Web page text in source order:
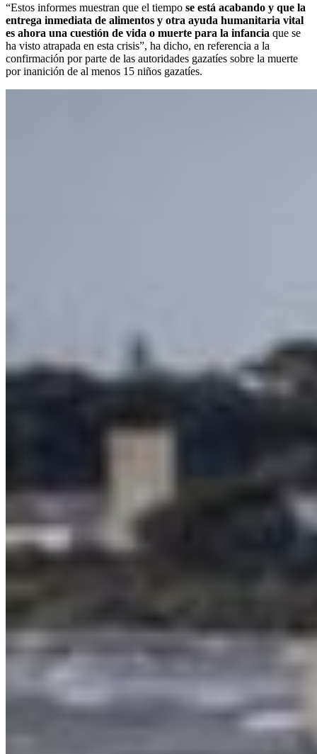
“Estos informes muestran que el tiempo se está acabando y que la
entrega inmediata de alimentos y otra ayuda humanitaria vital
es ahora una cuestión de vida o muerte para la infancia que se
ha visto atrapada en esta crisis”, ha dicho, en referencia a la
confirmación por parte de las autoridades gazatíes sobre la muerte
por inanición de al menos 15 niños gazatíes.